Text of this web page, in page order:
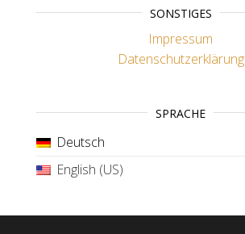
SONSTIGES
Impressum
Datenschutzerklärung
SPRACHE
Deutsch
English (US)